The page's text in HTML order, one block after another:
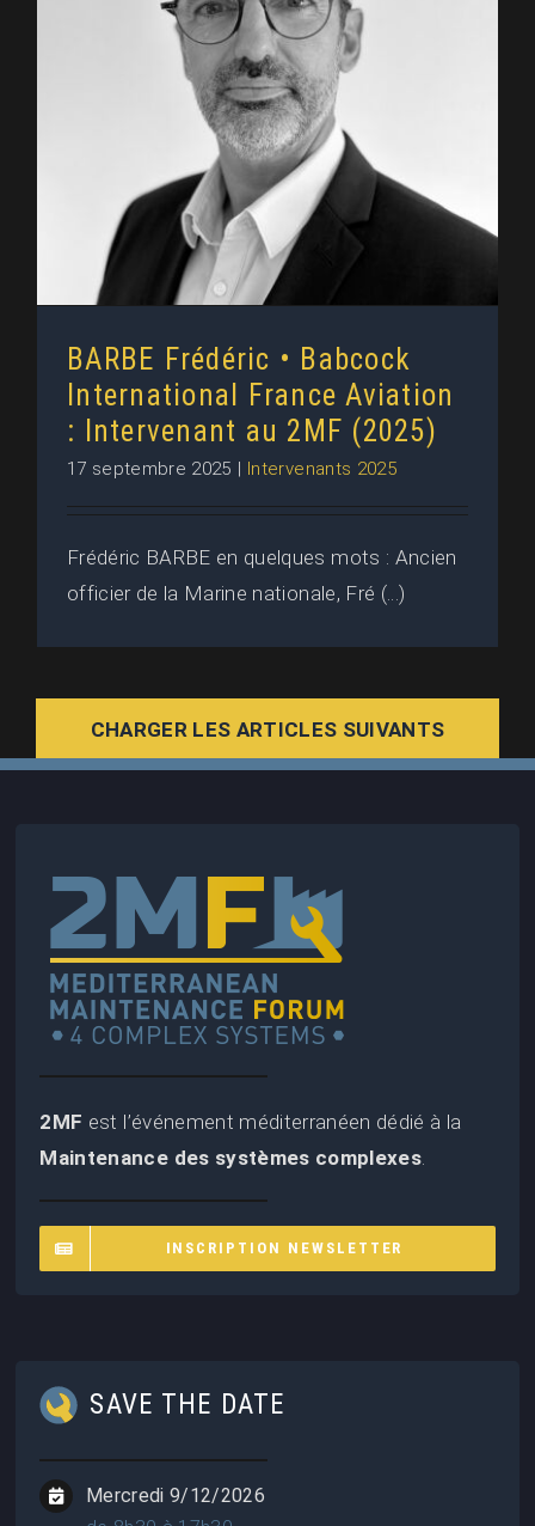
BARBE Frédéric • Babcock
International France Aviation :
Intervenant au 2MF (2025)
BARBE Frédéric • Babcock
International France Aviation
: Intervenant au 2MF (2025)
17 septembre 2025 Intervenants 2025
Frédéric BARBE en quelques mots : Ancien
officier de la Marine nationale, Fré (...)
CHARGER LES ARTICLES SUIVANTS
2MF est l’événement méditerranéen dédié à la
Maintenance des systèmes complexes.
INSCRIPTION NEWSLETTER
SAVE THE DATE
Mercredi 9/12/2026